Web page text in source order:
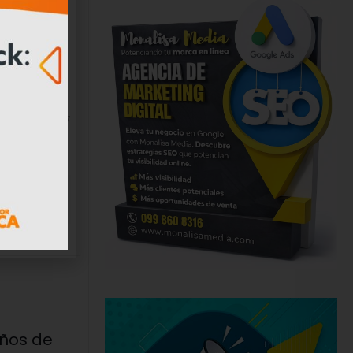
en
de